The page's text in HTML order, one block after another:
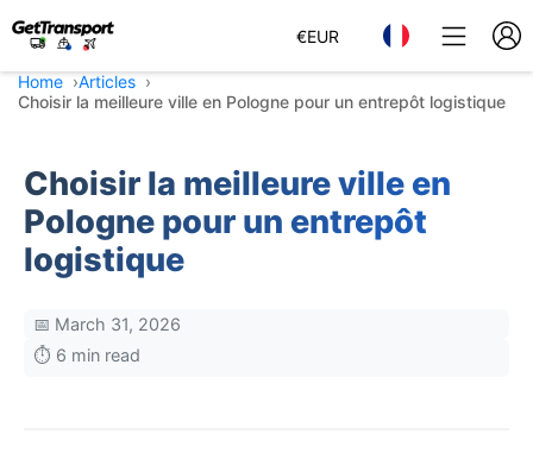
€EUR
Home
Articles
Choisir la meilleure ville en Pologne pour un entrepôt logistique
Choisir la meilleure ville en
Pologne pour un entrepôt
logistique
📅 March 31, 2026
⏱️ 6 min read